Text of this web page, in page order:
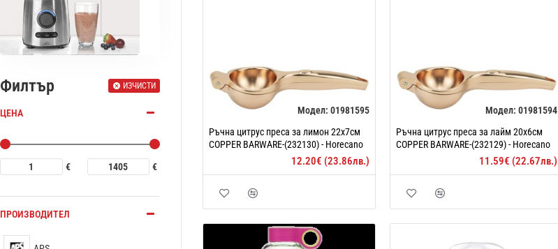
Филтър ИЗЧИСТИ
ЦЕНА
€ €
ПРОИЗВОДИТЕЛ
Модел: 01981595
Ръчна цитрус преса за лимон 22x7см
COPPER BARWARE-(232130) - Horecano
12.20€ (23.86лв.)
Модел: 01981594
Ръчна цитрус преса за лайм 20x6см
COPPER BARWARE-(232129) - Horecano
11.59€ (22.67лв.)